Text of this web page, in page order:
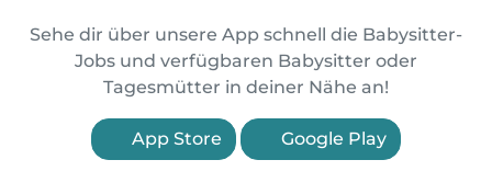
Sehe dir über unsere App schnell die Babysitter-
Jobs und verfügbaren Babysitter oder
Tagesmütter in deiner Nähe an!
App Store Google Play